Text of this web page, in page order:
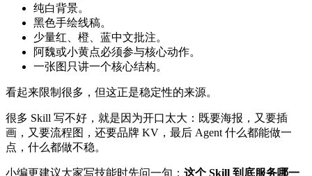
纯白背景。
黑色手绘线稿。
少量红、橙、蓝中文批注。
阿魏或小黄点必须参与核心动作。
一张图只讲一个核心结构。
看起来限制很多，但这正是稳定性的来源。
很多 Skill 写不好，就是因为开口太大：既要海报，又要插
画，又要流程图，还要品牌 KV，最后 Agent 什么都能做一
点，什么都做不稳。
小编更建议大家写技能时先问一句： 这个 Skill 到底服务哪一